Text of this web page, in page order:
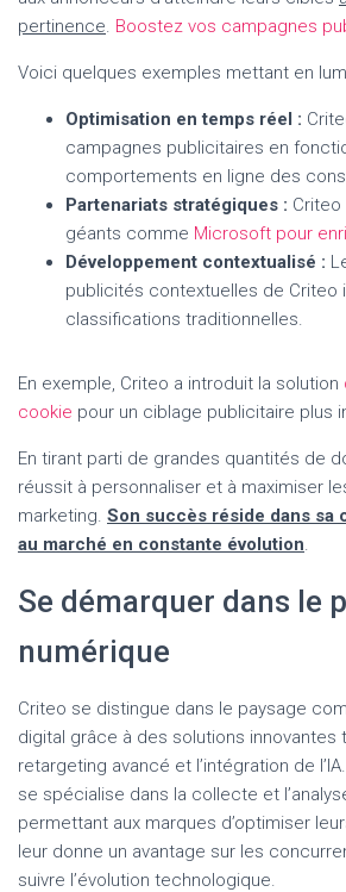
pertinence. Boostez vos campagnes
Voici quelques exemples mettant en
Optimisation en temps réel :
campagnes publicitaires en
comportements en ligne des
Partenariats stratégiques :
géants comme Microsoft pour
Développement contextualisé :
publicités contextuelles de Criteo
classifications traditionnelles.
En exemple, Criteo a introduit la solution
cookie pour un ciblage publicitaire plus
En tirant parti de grandes quantités de
réussit à personnaliser et à maximiser
marketing. Son succès réside dans sa
au marché en constante évolution.
Se démarquer dans le
numérique
Criteo se distingue dans le paysage
digital grâce à des solutions innovantes
retargeting avancé et l’intégration de l’IA.
se spécialise dans la collecte et
permettant aux marques d’optimiser
leur donne un avantage sur les
suivre l’évolution technologique.